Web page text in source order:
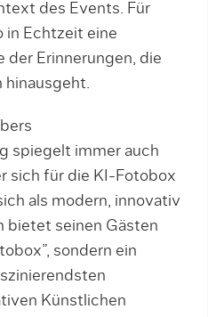
des Events. Für
in Echtzeit eine
der Erinnerungen, die
hinausgeht.
spiegelt immer auch
sich für die KI-Fotobox
als modern, innovativ
bietet seinen Gästen
sondern ein
Künstlichen